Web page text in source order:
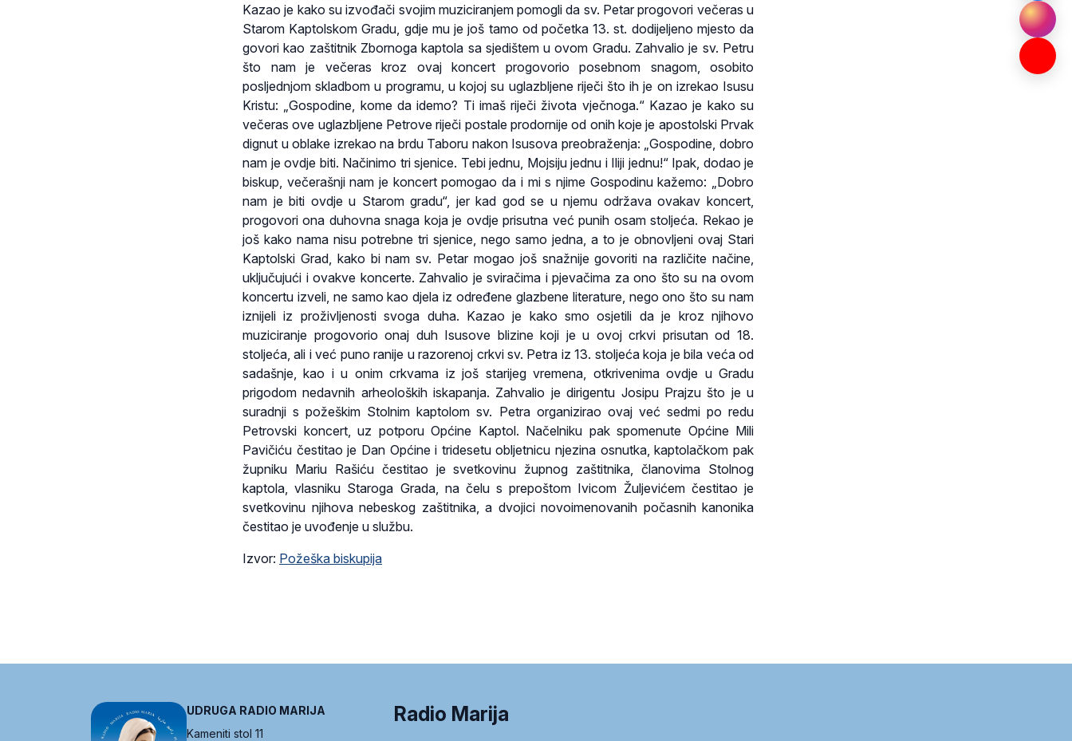
Kazao je kako su izvođači svojim muziciranjem pomogli da sv. Petar progovori večeras u
Starom Kaptolskom Gradu, gdje mu je još tamo od početka 13. st. dodijeljeno mjesto da
govori kao zaštitnik Zbornoga kaptola sa sjedištem u ovom Gradu. Zahvalio je sv. Petru
što nam je večeras kroz ovaj koncert progovorio posebnom snagom, osobito
posljednjom skladbom u programu, u kojoj su uglazbljene riječi što ih je on izrekao Isusu
Kristu: „Gospodine, kome da idemo? Ti imaš riječi života vječnoga.“ Kazao je kako su
večeras ove uglazbljene Petrove riječi postale prodornije od onih koje je apostolski Prvak
dignut u oblake izrekao na brdu Taboru nakon Isusova preobraženja: „Gospodine, dobro
nam je ovdje biti. Načinimo tri sjenice. Tebi jednu, Mojsiju jednu i Iliji jednu!“ Ipak, dodao je
biskup, večerašnji nam je koncert pomogao da i mi s njime Gospodinu kažemo: „Dobro
nam je biti ovdje u Starom gradu“, jer kad god se u njemu održava ovakav koncert,
progovori ona duhovna snaga koja je ovdje prisutna već punih osam stoljeća. Rekao je
još kako nama nisu potrebne tri sjenice, nego samo jedna, a to je obnovljeni ovaj Stari
Kaptolski Grad, kako bi nam sv. Petar mogao još snažnije govoriti na različite načine,
uključujući i ovakve koncerte. Zahvalio je sviračima i pjevačima za ono što su na ovom
koncertu izveli, ne samo kao djela iz određene glazbene literature, nego ono što su nam
iznijeli iz proživljenosti svoga duha. Kazao je kako smo osjetili da je kroz njihovo
muziciranje progovorio onaj duh Isusove blizine koji je u ovoj crkvi prisutan od 18.
stoljeća, ali i već puno ranije u razorenoj crkvi sv. Petra iz 13. stoljeća koja je bila veća od
sadašnje, kao i u onim crkvama iz još starijeg vremena, otkrivenima ovdje u Gradu
prigodom nedavnih arheoloških iskapanja. Zahvalio je dirigentu Josipu Prajzu što je u
suradnji s požeškim Stolnim kaptolom sv. Petra organizirao ovaj već sedmi po redu
Petrovski koncert, uz potporu Općine Kaptol. Načelniku pak spomenute Općine Mili
Pavičiću čestitao je Dan Općine i tridesetu obljetnicu njezina osnutka, kaptolačkom pak
župniku Mariu Rašiću čestitao je svetkovinu župnog zaštitnika, članovima Stolnog
kaptola, vlasniku Staroga Grada, na čelu s prepoštom Ivicom Žuljevićem čestitao je
svetkovinu njihova nebeskog zaštitnika, a dvojici novoimenovanih počasnih kanonika
čestitao je uvođenje u službu.
Izvor: Požeška biskupija
UDRUGA RADIO MARIJA
Kameniti stol 11
Radio Marija